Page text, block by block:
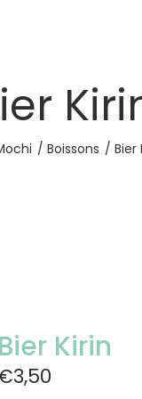
Boissons Bier
Bier Kirin